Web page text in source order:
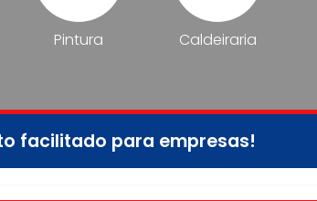
Pintura Caldeiraria
facilitado para empresas!